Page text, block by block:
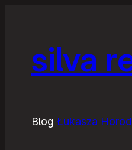
silva
Blog Łukasza